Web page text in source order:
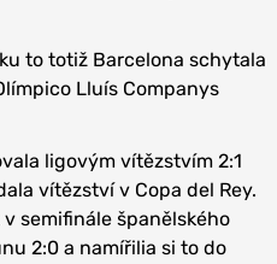
to totiž Barcelona schytala
Lluís Companys
ligovým vítězstvím 2:1
vítězství v Copa del Rey.
semifinále španělského
2:0 a namířilia si to do